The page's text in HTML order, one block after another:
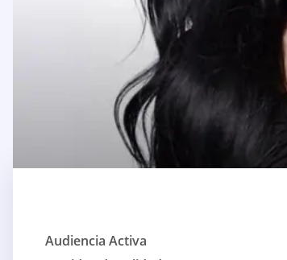
Audiencia Activa